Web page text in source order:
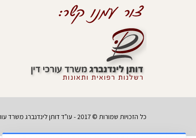
כל הזכויות שמורות © 2017 - עו"ד דותן לינדנברג משרד עורכי דין